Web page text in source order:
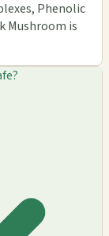
Phenolic
Mushroom is